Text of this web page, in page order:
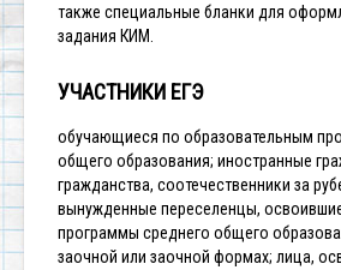
также специальные бланки для
задания КИМ.
УЧАСТНИКИ ЕГЭ
обучающиеся по образовательным
общего образования; иностранные
гражданства, соотечественники за
вынужденные переселенцы,
программы среднего общего
заочной или заочной формах; лица,